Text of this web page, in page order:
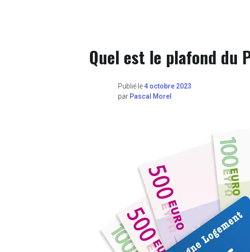
Quel est le plafond du
Publié le4 octobre 2023
par Pascal Morel